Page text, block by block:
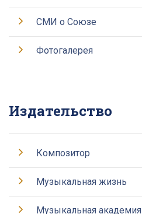
СМИ о Союзе
Фотогалерея
Издательство
Композитор
Музыкальная жизнь
Музыкальная академия